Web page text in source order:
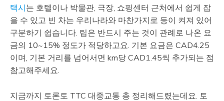
택시는 호텔이나 박물관, 극장, 쇼핑센터 근처에서 쉽게 잡
을 수 있고 빈 차는 우리나라와 마찬가지로 등이 켜져 있어
구분하기 쉽습니다. 팁은 반드시 주는 것이 관례로 나온 요
금의 10~15% 정도가 적당하고요. 기본 요금은 CAD4.25
이며, 기본 거리를 넘어서면 km당 CAD1.45씩 추가되는 점
참고해주세요.
지금까지 토론토 TTC 대중교통 총 정리해드렸는데요. 토